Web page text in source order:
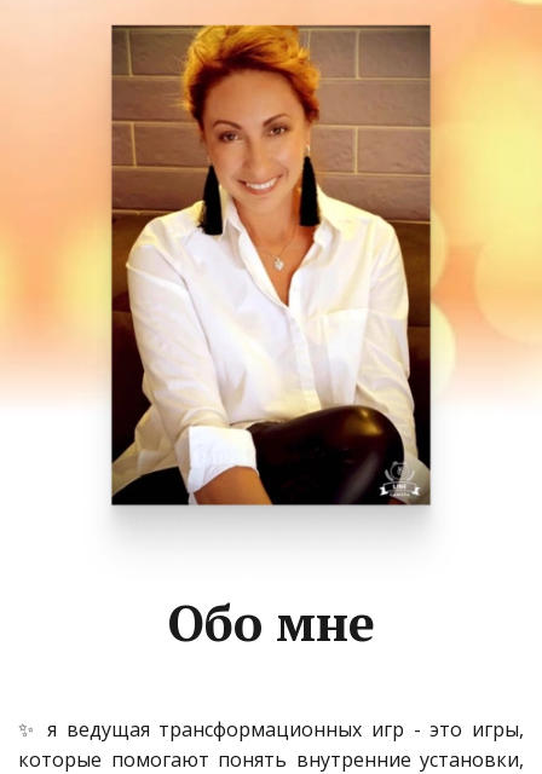
Обо мне
✨ я ведущая трансформационных игр - это игры,
которые помогают понять внутренние установки,